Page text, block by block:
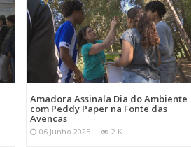
Amadora Assinala Dia do Ambiente
com Peddy Paper na Fonte das
Avencas
06 Junho 2025 2 K